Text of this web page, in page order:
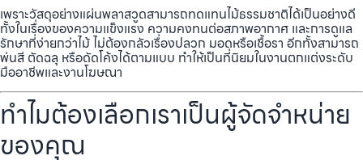
เพราะวัสดุอย่างแผ่นพลาสวูดสามารถทดแทนไม้ธรรมชาติได้เป็นอย่างดี
ทั้งในเรื่องของความแข็งแรง ความคงทนต่อสภาพอากาศ และการดูแล
รักษาที่ง่ายกว่าไม้ ไม่ต้องกลัวเรื่องปลวก มอดหรือเชื้อรา อีกทั้งสามารถ
พ่นสี ตัดฉลุ หรือดัดโค้งได้ตามแบบ ทำให้เป็นที่นิยมในงานตกแต่งระดับ
มืออาชีพและงานโฆษณา
ทำไมต้องเลือกเราเป็นผู้จัดจำหน่าย
ของคุณ